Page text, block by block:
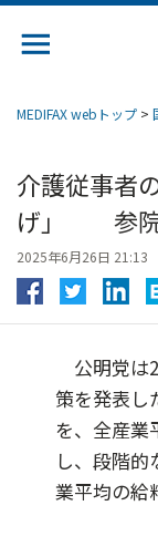
MEDIFAX webトップ >
介護従事者
げ」 参院
2025年6月26日 21:13
公明党は
策を発表し
を、全産業
し、段階
業平均の給